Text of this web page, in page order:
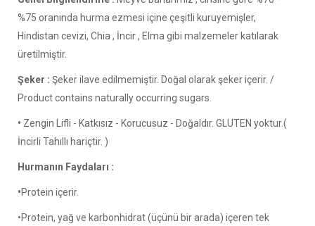
%75 oranında hurma ezmesi içine çeşitli kuruyemişler,
Hindistan cevizi, Chia , İncir , Elma gibi malzemeler katılarak
üretilmiştir.
Şeker : Şeker ilave edilmemiştir. Doğal olarak şeker içerir. /
Product contains naturally occurring sugars.
• Zengin Lifli - Katkısız - Korucusuz - Doğaldır. GLUTEN yoktur.(
İncirli Tahıllı hariçtir. )
Hurmanın Faydaları :
•Protein içerir.
•Protein, yağ ve karbonhidrat (üçünü bir arada) içeren tek